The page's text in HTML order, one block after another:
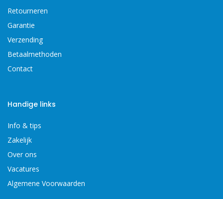
Retourneren
Garantie
Verzending
Betaalmethoden
Contact
Handige links
Info & tips
Zakelijk
Over ons
Vacatures
Algemene Voorwaarden